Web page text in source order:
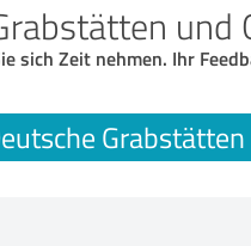
und
sich Zeit nehmen. Ihr